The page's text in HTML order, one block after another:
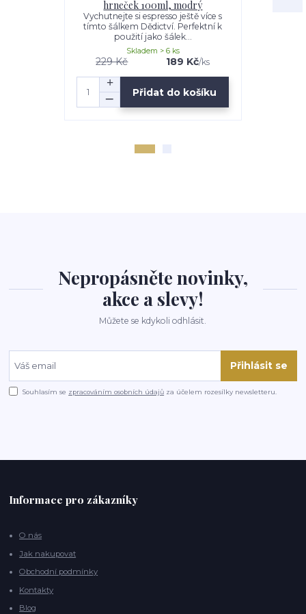
hrneček 100ml, modrý
Vychutnejte si espresso ještě více s
tímto šálkem Dědictví. Perfektní k
použití jako šálek...
229 Kč 189 Kč/ks
Skladem > 6 ks
Přidat do košíku
Nepropásněte novinky,
akce a slevy!
Můžete se kdykoli odhlásit.
Přihlásit se
Souhlasím se zpracováním osobních údajů za účelem rozesílky newsletteru.
Informace pro zákazníky
O nás
Jak nakupovat
Obchodní podmínky
Kontakty
Blog